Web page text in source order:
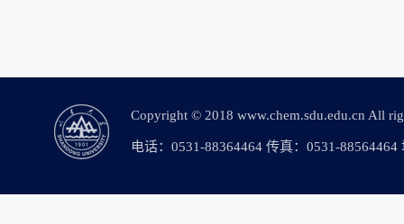
Copyright © 2018 www.chem.sdu.edu.cn All
电话：0531-88364464 传真：0531-